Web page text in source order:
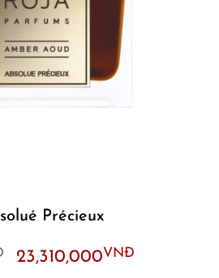
Précieux
Original
23,310,000VNĐCurrent